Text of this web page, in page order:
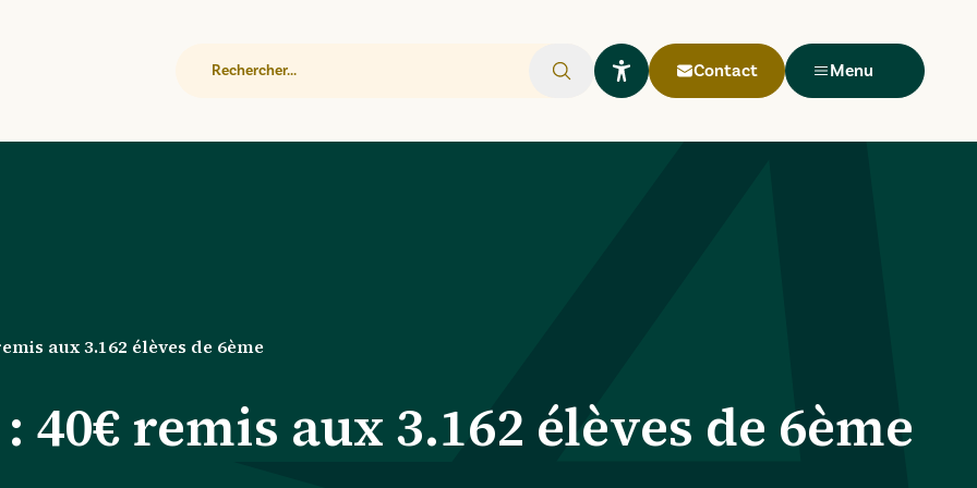
Rechercher
Ouvrir le widget Lisio
Contact Menu
aux 3.162 élèves de 6ème
remis aux 3.162 élèves de 6ème